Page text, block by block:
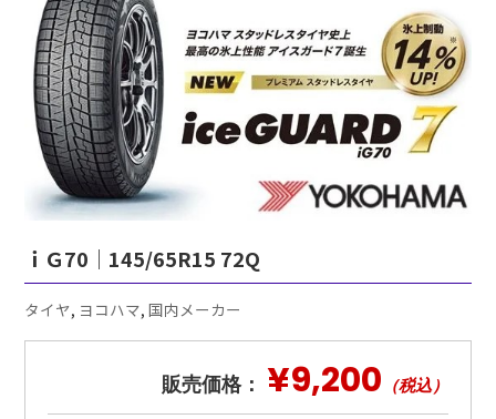
ｉＧ70｜145/65R15 72Q
タイヤ, ヨコハマ,国内メーカー
販売価格： ¥9,200 （税込）